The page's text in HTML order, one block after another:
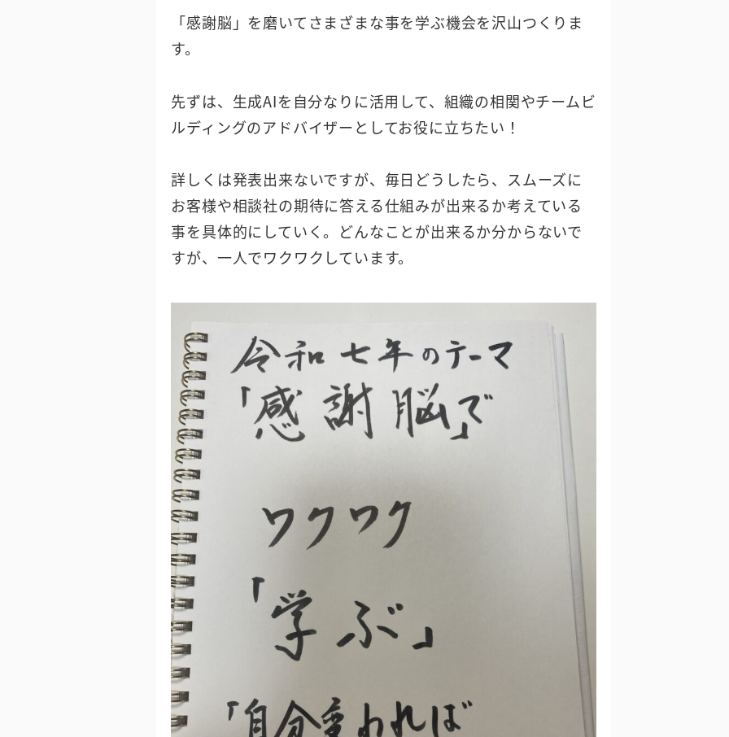
「感謝脳」を磨いてさまざまな事を学ぶ機会を沢山つくりま
す。
先ずは、生成AIを自分なりに活用して、組織の相関やチームビ
ルディングのアドバイザーとしてお役に立ちたい！
詳しくは発表出来ないですが、毎日どうしたら、スムーズに
お客様や相談社の期待に答える仕組みが出来るか考えている
事を具体的にしていく。どんなことが出来るか分からないで
すが、一人でワクワクしています。